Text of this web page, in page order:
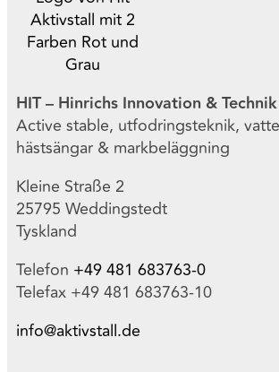
HIT – Hinrichs Innovation &
Active stable, utfodringsteknik,
hästsängar & markbeläggning
Kleine Straße 2
25795 Weddingstedt
Tyskland
Telefon +49 481 683763-0
Telefax +49 481 683763-10
info@aktivstall.de